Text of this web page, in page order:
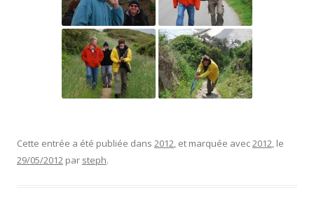
Cette entrée a été publiée dans 2012, et marquée avec2012, le
29/05/2012 par steph.